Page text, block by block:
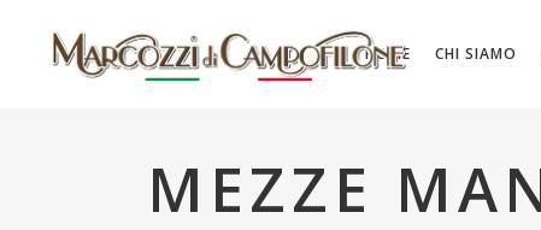
HOME CHI SIAMO
MEZZE